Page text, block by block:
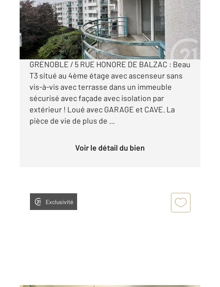
Appartement T3 à louer
886 €
par mois charges comprises
GRENOBLE / 5 RUE HONORE DE BALZAC : Beau
T3 situé au 4ème étage avec ascenseur sans
vis-à-vis avec terrasse dans un immeuble
sécurisé avec façade avec isolation par
extérieur ! Loué avec GARAGE et CAVE. La
pièce de vie de plus de ...
Voir le détail du bien
Exclusivité